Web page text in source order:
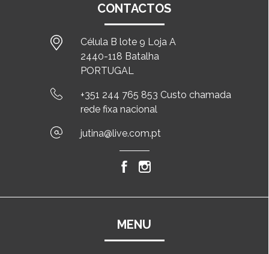
CONTACTOS
Célula B lote 9 Loja A
2440-118 Batalha
PORTUGAL
+351 244 765 853 Custo chamada
rede fixa nacional
jutina@live.com.pt
MENU